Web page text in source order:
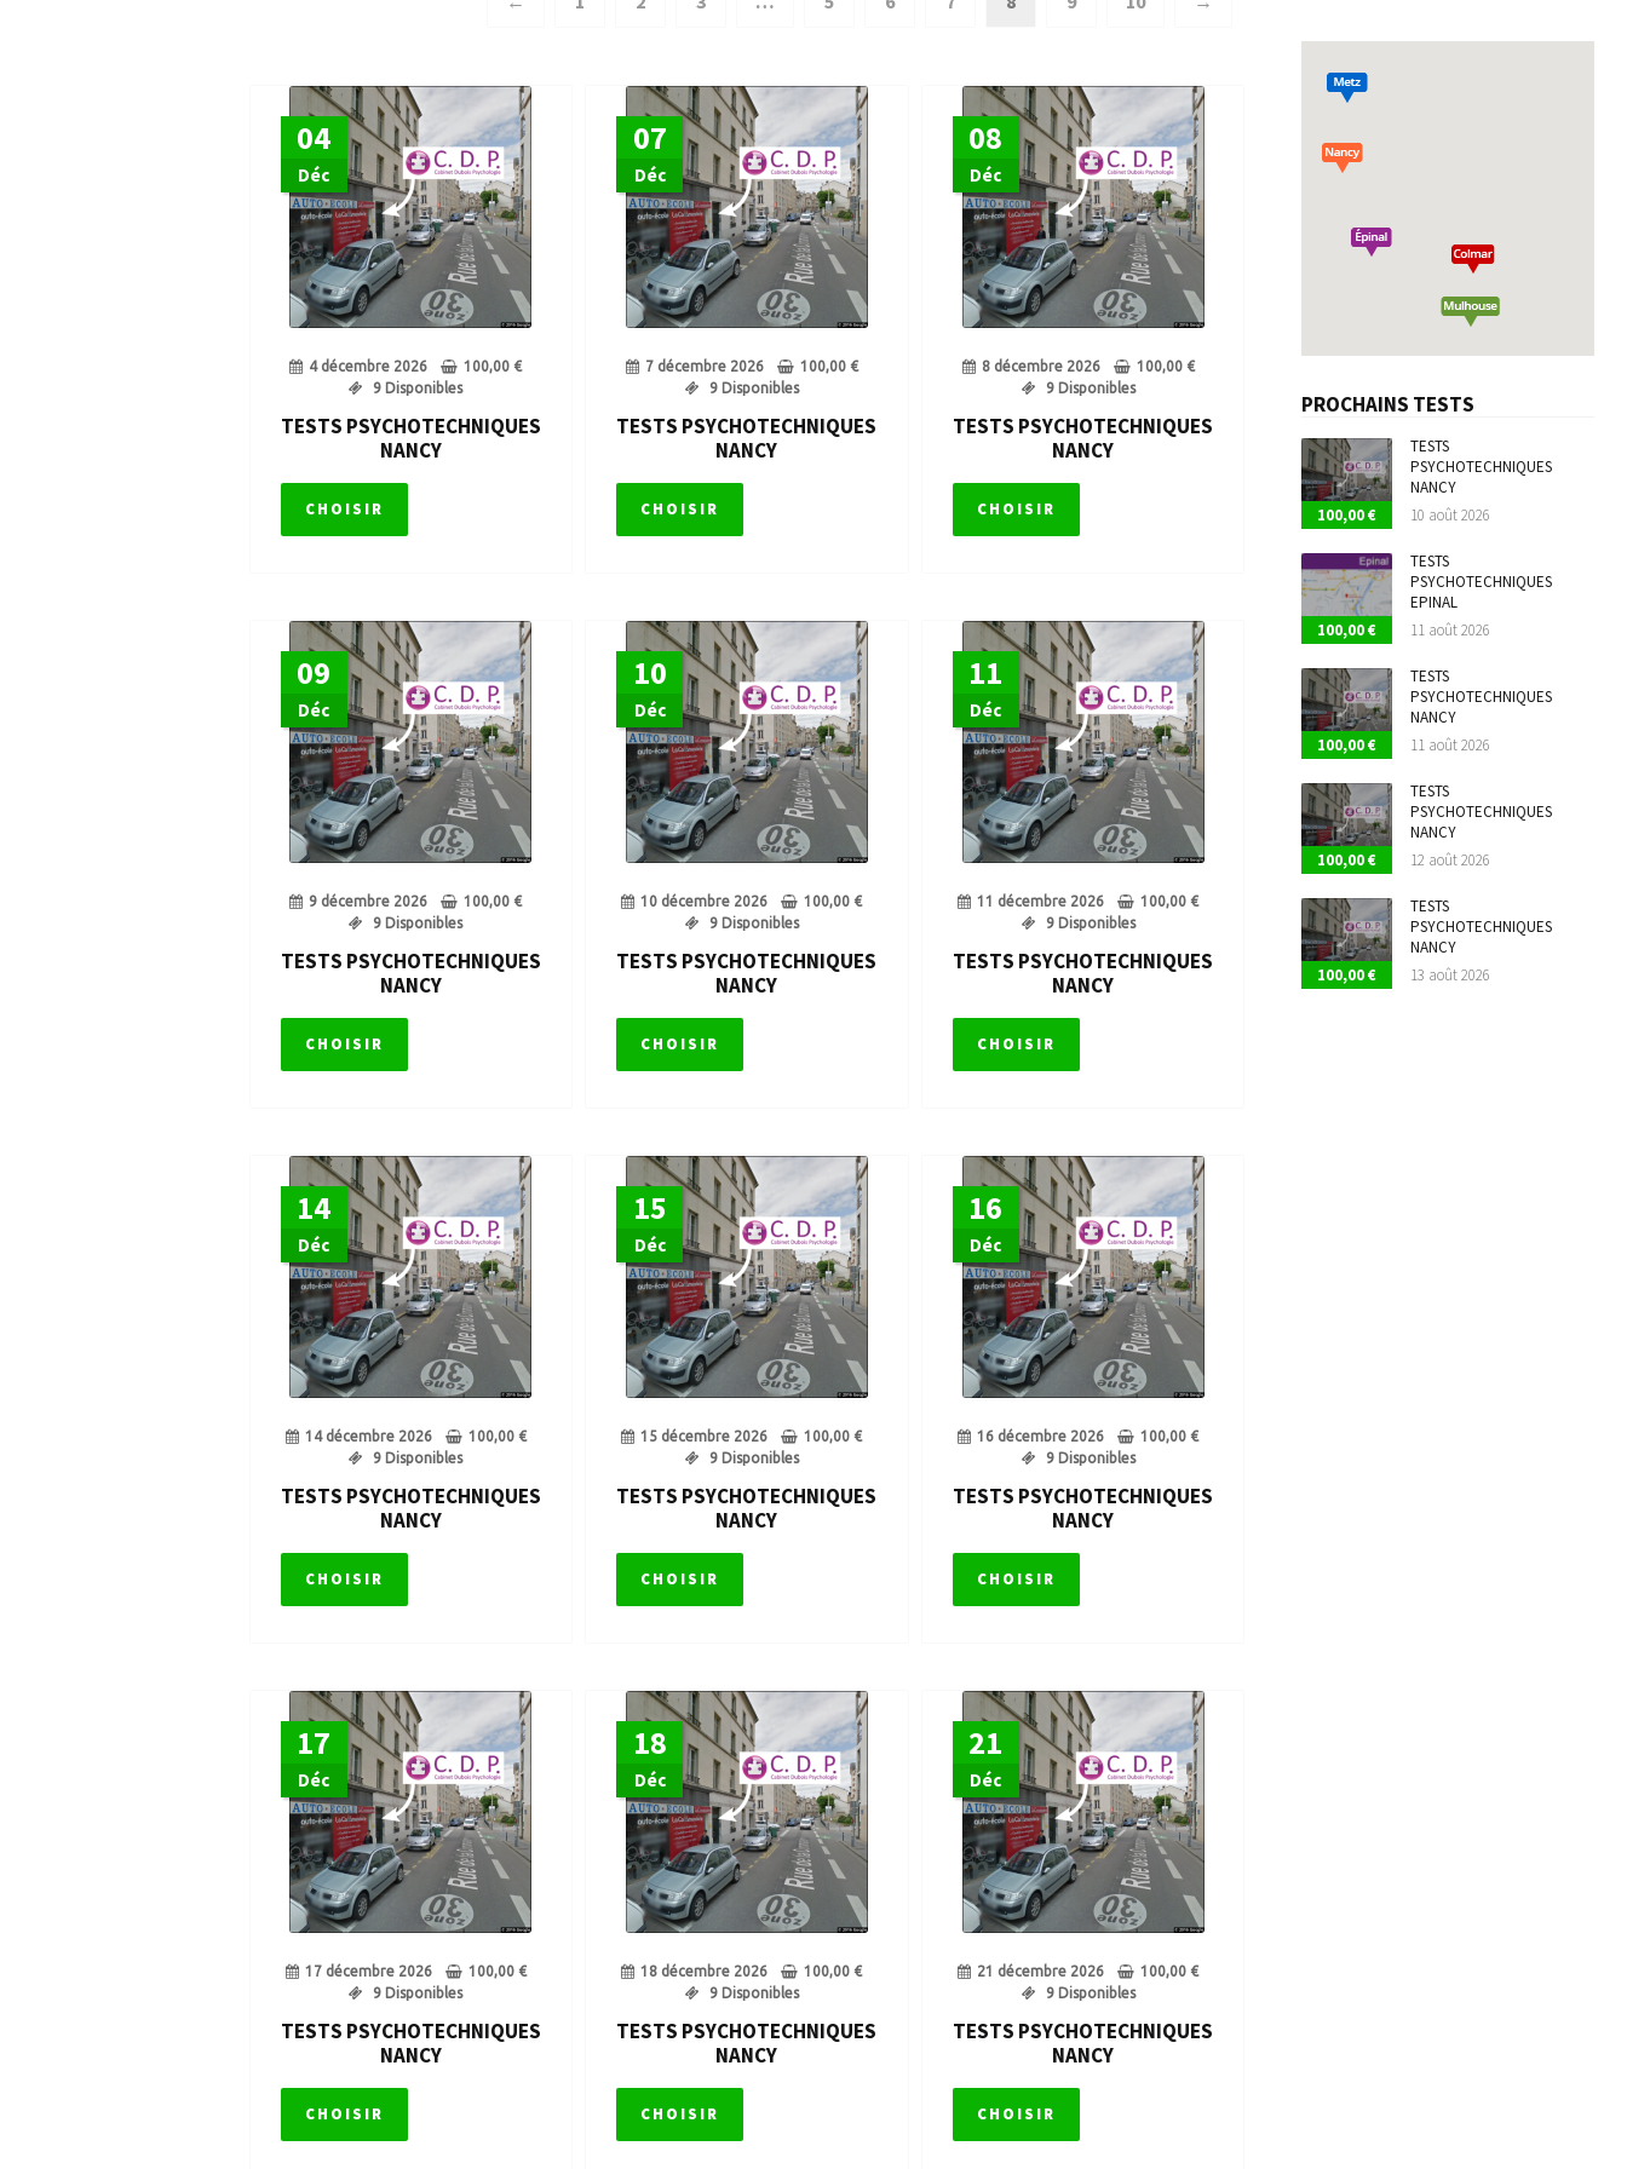
Retrait de permis de conduireRetrait de points Solde nul du permis de conduire Stage de sensibilisation à la Sécurité Routière
Suspension de permisTestsTests Psychotechniques Permis de Conduire – Toutes les sessions Visite médicale permis de conduire
Voiture sans permis
04
Déc
4 décembre 2026 100,00 €
9 Disponibles
TESTS PSYCHOTECHNIQUES
NANCY
CHOISIR
07
Déc
7 décembre 2026 100,00 €
9 Disponibles
TESTS PSYCHOTECHNIQUES
NANCY
CHOISIR
08
Déc
8 décembre 2026 100,00 €
9 Disponibles
TESTS PSYCHOTECHNIQUES
NANCY
CHOISIR
09
Déc
9 décembre 2026 100,00 €
9 Disponibles
TESTS PSYCHOTECHNIQUES
NANCY
CHOISIR
10
Déc
10 décembre 2026 100,00 €
9 Disponibles
TESTS PSYCHOTECHNIQUES
NANCY
CHOISIR
11
Déc
11 décembre 2026 100,00 €
9 Disponibles
TESTS PSYCHOTECHNIQUES
NANCY
CHOISIR
14
Déc
14 décembre 2026 100,00 €
9 Disponibles
TESTS PSYCHOTECHNIQUES
NANCY
CHOISIR
15
Déc
15 décembre 2026 100,00 €
9 Disponibles
TESTS PSYCHOTECHNIQUES
NANCY
CHOISIR
16
Déc
16 décembre 2026 100,00 €
9 Disponibles
TESTS PSYCHOTECHNIQUES
NANCY
CHOISIR
17
Déc
17 décembre 2026 100,00 €
9 Disponibles
TESTS PSYCHOTECHNIQUES
NANCY
CHOISIR
18
Déc
18 décembre 2026 100,00 €
9 Disponibles
TESTS PSYCHOTECHNIQUES
NANCY
CHOISIR
21
Déc
21 décembre 2026 100,00 €
9 Disponibles
TESTS PSYCHOTECHNIQUES
NANCY
CHOISIR
PROCHAINS TESTS
100,00€
TESTS
PSYCHOTECHNIQUES
NANCY
10 août 2026
100,00€
TESTS
PSYCHOTECHNIQUES
EPINAL
11 août 2026
100,00€
TESTS
PSYCHOTECHNIQUES
NANCY
11 août 2026
100,00€
TESTS
PSYCHOTECHNIQUES
NANCY
12 août 2026
100,00€
TESTS
PSYCHOTECHNIQUES
NANCY
13 août 2026